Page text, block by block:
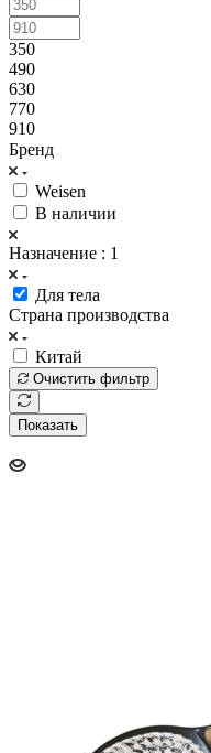
350
490
630
770
910
Бренд
Weisen
В наличии
Назначение : 1
Для тела
Страна производства
Китай
Очистить фильтр
Показать